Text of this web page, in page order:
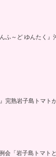
ふ～ど ゆんたく
完熟岩子島トマト
会「岩子島トマト